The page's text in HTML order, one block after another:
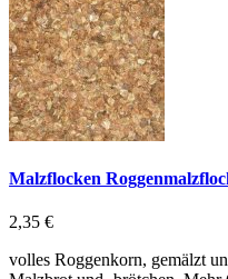
Malzflocken
2,35 €
volles Roggenkorn, gemälzt